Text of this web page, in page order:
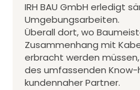
IRH BAU GmbH erledigt
Umgebungsarbeiten.
Überall dort, wo
Zusammenhang mit
erbracht werden müssen,
des umfassenden
kundennaher Partner.